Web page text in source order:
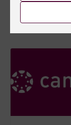
E-post: